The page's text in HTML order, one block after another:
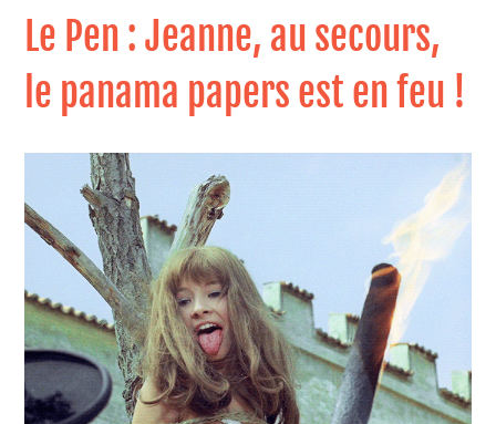
Le Pen : Jeanne, au secours,
le panama papers est en feu !